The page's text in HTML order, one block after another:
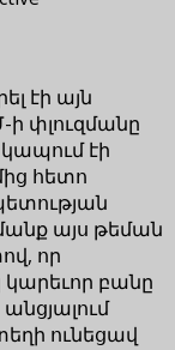
էի այն
ի փլուզմանը
էի
հետո
այս թեման
որ
բանը
ունեցավ